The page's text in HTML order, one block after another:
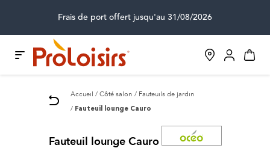
Frais de port offert jusqu'au 31/08/2026
Accueil Côté salon Fauteuils de jardin
Fauteuil lounge Cauro
Fauteuil lounge Cauro